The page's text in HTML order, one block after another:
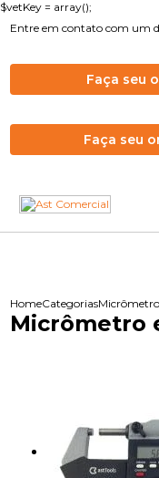
$vetKey = array();
Entre em contato com um
Faça seu
Faça seu
HomeCategoriasMicrômetro
Micrômetro